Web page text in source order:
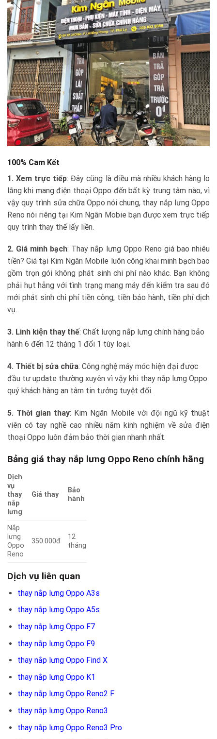
100% Cam Kết
1. Xem trực tiếp: Đây cũng là điều mà nhiều khách hàng lo
lắng khi mang điện thoại Oppo đến bất kỳ trung tâm nào, vì
vậy quy trình sửa chữa Oppo nói chung, thay nắp lưng Oppo
Reno nói riêng tại Kim Ngân Mobie bạn được xem trực tiếp
quy trình thay thế lấy liền.
2. Giá minh bạch: Thay nắp lưng Oppo Reno giá bao nhiêu
tiền? Giá tại Kim Ngân Mobile luôn công khai minh bạch bao
gồm trọn gói không phát sinh chi phí nào khác. Bạn không
phải hụt hẫng với tình trạng mang máy đến kiểm tra sau đó
mới phát sinh chi phí tiền công, tiền bảo hành, tiền phí dịch
vụ.
3. Linh kiện thay thế: Chất lượng nắp lưng chính hãng bảo
hành 6 đến 12 tháng 1 đổi 1 tùy loại.
4. Thiết bị sửa chữa: Công nghệ máy móc hiện đại được
đầu tư update thường xuyên vì vậy khi thay nắp lưng Oppo
quý khách hàng an tâm tin tưởng tuyệt đối.
5. Thời gian thay: Kim Ngân Mobile với đội ngũ kỹ thuật
viên có tay nghề cao nhiều năm kinh nghiệm về sửa điện
thoại Oppo luôn đảm bảo thời gian nhanh nhất.
Bảng giá thay nắp lưng Oppo Reno chính hãng
Dịch
vụ
thay
nắp
lưng
Giá thay
Bảo
hành
Nắp
lưng
Oppo
Reno
350.000đ
12
tháng
Dịch vụ liên quan
thay nắp lưng Oppo A3s
thay nắp lưng Oppo A5s
thay nắp lưng Oppo F7
thay nắp lưng Oppo F9
thay nắp lưng Oppo Find X
thay nắp lưng Oppo K1
thay nắp lưng Oppo Reno2 F
thay nắp lưng Oppo Reno3
thay nắp lưng Oppo Reno3 Pro